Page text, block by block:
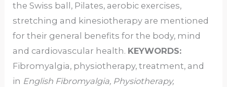
the Swiss ball, Pilates, aerobic exercises,
stretching and kinesiotherapy are mentioned
for their general benefits for the body, mind
and cardiovascular health. KEYWORDS:
Fibromyalgia, physiotherapy, treatment, and
in English Fibromyalgia, Physiotherapy,